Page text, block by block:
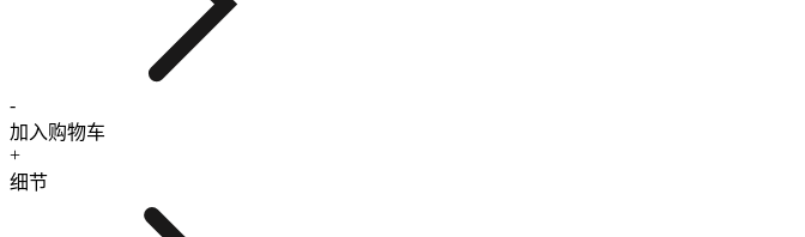
-
加入购物车
+
细节